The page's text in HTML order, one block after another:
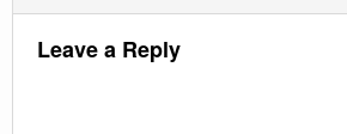
Leave a Reply